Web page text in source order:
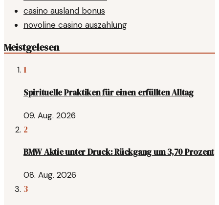
casino ausland bonus
novoline casino auszahlung
Meistgelesen
1
Spirituelle Praktiken für einen erfüllten Alltag
09. Aug. 2026
2
BMW Aktie unter Druck: Rückgang um 3,70 Prozent
08. Aug. 2026
3